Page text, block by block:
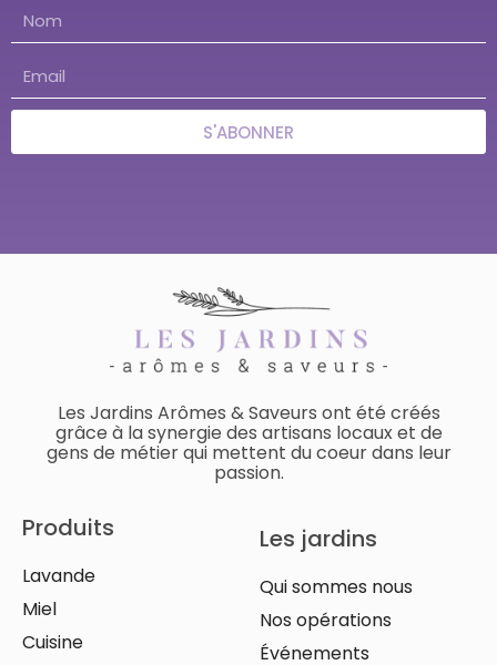
S'ABONNER
Les Jardins Arômes & Saveurs ont été créés
grâce à la synergie des artisans locaux et de
gens de métier qui mettent du coeur dans leur
passion.
Produits
Lavande
Miel
Cuisine
Les jardins
Qui sommes nous
Nos opérations
Événements